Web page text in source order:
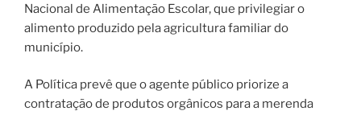
Nacional de Alimentação Escolar, que privilegiar o
alimento produzido pela agricultura familiar do
município.
A Política prevê que o agente público priorize a
contratação de produtos orgânicos para a merenda